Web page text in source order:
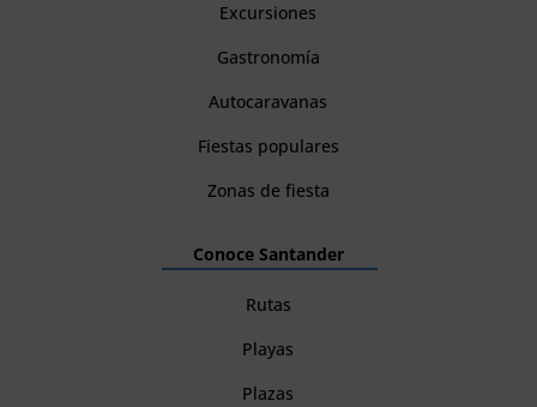
Excursiones
Gastronomía
Autocaravanas
Fiestas populares
Zonas de fiesta
Conoce Santander
Rutas
Playas
Plazas